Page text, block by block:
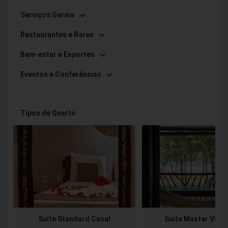
Serviços Gerais
Restaurantes e Bares
Bem-estar e Esportes
Eventos e Conferências
Tipos de Quarto
Suíte Standard Casal Suíte Master